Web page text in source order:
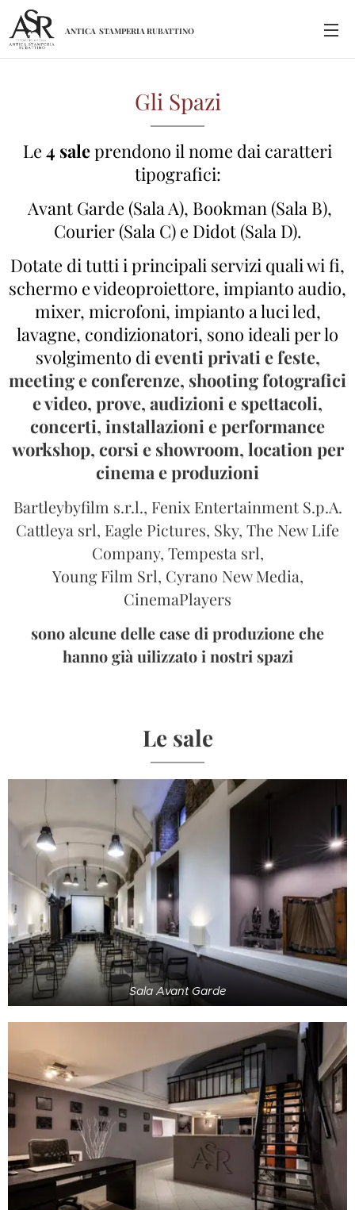
ANTICA STAMPERIARUBATTINO
Gli Spazi
Le 4 saleprendono il nome dai caratteri
tipografici:
Avant Garde (Sala A), Bookman (Sala B),
Courier (Sala C) e Didot (Sala D).
Dotate di tutti i principali servizi quali wi fi,
schermo e videoproiettore, impianto audio,
mixer, microfoni, impianto a luci led,
lavagne, condizionatori, sono ideali per lo
svolgimento dieventi privati e feste,
meeting e conferenze, shooting fotografici
e video, prove, audizioni e spettacoli,
concerti, installazioni e performance
workshop, corsi e showroom, location per
cinema e produzioni
Bartleybyfilm s.r.l., Fenix Entertainment S.p.A.
Cattleya srl, Eagle Pictures, Sky, The New Life
Company, Tempesta srl,
Young Film Srl, Cyrano New Media,
CinemaPlayers
sono alcune delle case di produzione che
hanno già uilizzato i nostri spazi
Le sale
Sala Avant Garde